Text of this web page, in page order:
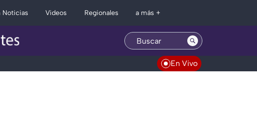
Noticias Videos Regionales a más +
En Vivo